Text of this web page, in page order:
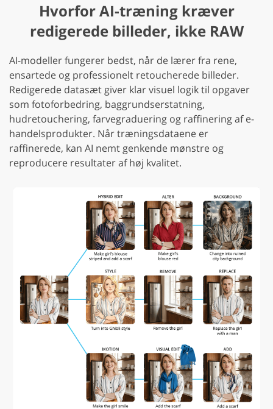
Hvorfor AI-træning kræver
redigerede billeder, ikke RAW
AI-modeller fungerer bedst, når de lærer fra rene,
ensartede og professionelt retoucherede billeder.
Redigerede datasæt giver klar visuel logik til opgaver
som fotoforbedring, baggrundserstatning,
hudretouchering, farvegraduering og raffinering af e-
handelsprodukter. Når træningsdataene er
raffinerede, kan AI nemt genkende mønstre og
reproducere resultater af høj kvalitet.